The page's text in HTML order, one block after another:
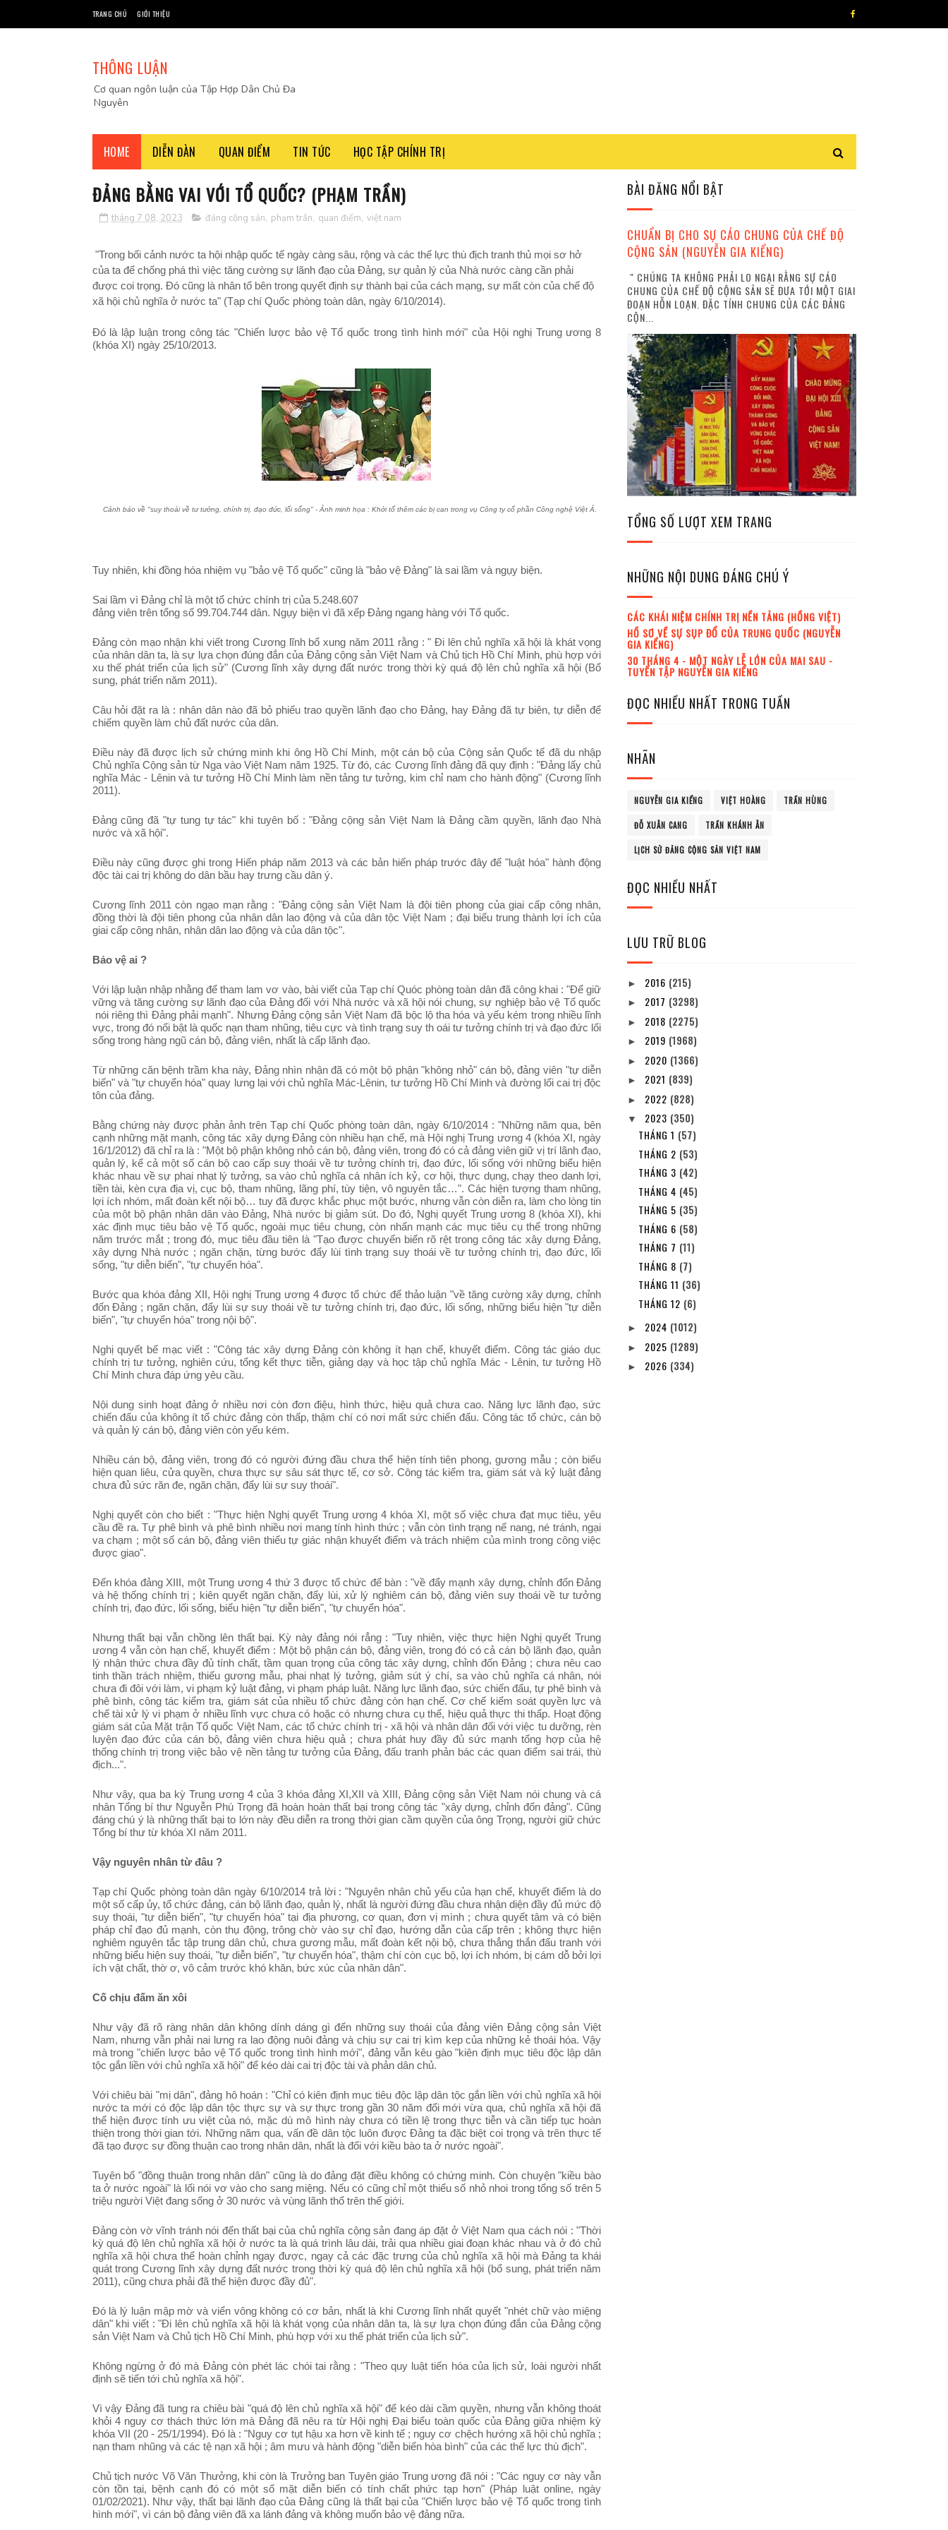
TRANG CHỦ GIỚI THIỆU
THÔNG LUẬN
Cơ quan ngôn luận của Tập Hợp Dân Chủ Đa
Nguyên
HOME DIỄN ĐÀN QUAN ĐIỂM TIN TỨC HỌC TẬP CHÍNH TRỊ
ĐẢNG BẰNG VAI VỚI TỔ QUỐC? (PHẠM TRẦN)
tháng 7 08, 2023 đảng cộng sản, phạm trần, quan điểm, việt nam
"Trong bối cảnh nước ta hội nhập quốc tế ngày càng sâu, rộng và các thế lực thù địch tranh thủ mọi sơ hở
của ta để chống phá thì việc tăng cường sự lãnh đạo của Đảng, sự quản lý của Nhà nước càng cần phải
được coi trọng. Đó cũng là nhân tố bên trong quyết định sự thành bại của cách mạng, sự mất còn của chế độ
xã hội chủ nghĩa ở nước ta" (Tạp chí Quốc phòng toàn dân, ngày 6/10/2014).
Đó là lập luận trong công tác "Chiến lược bảo vệ Tổ quốc trong tình hình mới" của Hội nghị Trung ương 8
(khóa XI) ngày 25/10/2013.
Cảnh báo về "suy thoái về tư tưởng, chính trị, đạo đức, lối sống" - Ảnh minh họa : Khởi tố thêm các bị can trong vụ Công ty cổ phần Công nghệ Việt Á.
Tuy nhiên, khi đồng hóa nhiệm vụ "bảo vệ Tổ quốc" cũng là "bảo vệ Đảng" là sai lầm và ngụy biện.
Sai lầm vì Đảng chỉ là một tổ chức chính trị của 5.248.607
đảng viên trên tổng số 99.704.744 dân. Ngụy biện vì đã xếp Đảng ngang hàng với Tổ quốc.
Đảng còn mạo nhận khi viết trong Cương lĩnh bổ xung năm 2011 rằng : " Đi lên chủ nghĩa xã hội là khát vọng
của nhân dân ta, là sự lựa chọn đúng đắn của Đảng cộng sản Việt Nam và Chủ tịch Hồ Chí Minh, phù hợp với
xu thế phát triển của lịch sử" (Cương lĩnh xây dựng đất nước trong thời kỳ quá độ lên chủ nghĩa xã hội (Bổ
sung, phát triển năm 2011).
Câu hỏi đặt ra là : nhân dân nào đã bỏ phiếu trao quyền lãnh đạo cho Đảng, hay Đảng đã tự biên, tự diễn để
chiếm quyền làm chủ đất nước của dân.
Điều này đã được lịch sử chứng minh khi ông Hồ Chí Minh, một cán bộ của Cộng sản Quốc tế đã du nhập
Chủ nghĩa Cộng sản từ Nga vào Việt Nam năm 1925. Từ đó, các Cương lĩnh đảng đã quy định : "Đảng lấy chủ
nghĩa Mác - Lênin và tư tưởng Hồ Chí Minh làm nền tảng tư tưởng, kim chỉ nam cho hành động" (Cương lĩnh
2011).
Đảng cũng đã "tự tung tự tác" khi tuyên bố : "Đảng cộng sản Việt Nam là Đảng cầm quyền, lãnh đạo Nhà
nước và xã hội".
Điều này cũng được ghi trong Hiến pháp năm 2013 và các bản hiến pháp trước đây để "luật hóa" hành động
độc tài cai trị không do dân bầu hay trưng cầu dân ý.
Cương lĩnh 2011 còn ngạo mạn rằng : "Đảng cộng sản Việt Nam là đội tiên phong của giai cấp công nhân,
đồng thời là đội tiên phong của nhân dân lao động và của dân tộc Việt Nam ; đại biểu trung thành lợi ích của
giai cấp công nhân, nhân dân lao động và của dân tộc".
Bảo vệ ai ?
Với lập luận nhập nhằng để tham lam vơ vào, bài viết của Tạp chí Quóc phòng toàn dân đã công khai : "Để giữ
vững và tăng cường sự lãnh đạo của Đảng đối với Nhà nước và xã hội nói chung, sự nghiệp bảo vệ Tổ quốc
nói riêng thì Đảng phải mạnh". Nhưng Đảng cộng sản Việt Nam đã bộc lộ tha hóa và yếu kém trong nhiều lĩnh
vực, trong đó nổi bật là quốc nạn tham nhũng, tiêu cực và tình trạng suy th oái tư tưởng chính trị và đạo đức lối
sống trong hàng ngũ cán bộ, đảng viên, nhất là cấp lãnh đạo.
Từ những căn bệnh trầm kha này, Đảng nhìn nhận đã có một bộ phận "không nhỏ" cán bộ, đảng viên "tự diễn
biến" và "tự chuyển hóa" quay lưng lại với chủ nghĩa Mác-Lênin, tư tưởng Hồ Chí Minh và đường lối cai trị độc
tôn của đảng.
Bằng chứng này được phản ảnh trên Tạp chí Quốc phòng toàn dân, ngày 6/10/2014 : "Những năm qua, bên
cạnh những mặt mạnh, công tác xây dựng Đảng còn nhiều hạn chế, mà Hội nghị Trung ương 4 (khóa XI, ngày
16/1/2012) đã chỉ ra là : "Một bộ phận không nhỏ cán bộ, đảng viên, trong đó có cả đảng viên giữ vị trí lãnh đạo,
quản lý, kể cả một số cán bộ cao cấp suy thoái về tư tưởng chính trị, đạo đức, lối sống với những biểu hiện
khác nhau về sự phai nhạt lý tưởng, sa vào chủ nghĩa cá nhân ích kỷ, cơ hội, thực dụng, chạy theo danh lợi,
tiền tài, kèn cựa địa vị, cục bộ, tham nhũng, lãng phí, tùy tiện, vô nguyên tắc…". Các hiện tượng tham nhũng,
lợi ích nhóm, mất đoàn kết nội bộ… tuy đã được khắc phục một bước, nhưng vẫn còn diễn ra, làm cho lòng tin
của một bộ phận nhân dân vào Đảng, Nhà nước bị giảm sút. Do đó, Nghị quyết Trung ương 8 (khóa XI), khi
xác định mục tiêu bảo vệ Tổ quốc, ngoài mục tiêu chung, còn nhấn mạnh các mục tiêu cụ thể trong những
năm trước mắt ; trong đó, mục tiêu đầu tiên là "Tạo được chuyển biến rõ rệt trong công tác xây dựng Đảng,
xây dựng Nhà nước ; ngăn chặn, từng bước đẩy lùi tình trạng suy thoái về tư tưởng chính trị, đạo đức, lối
sống, "tự diễn biến", "tự chuyển hóa".
Bước qua khóa đảng XII, Hội nghị Trung ương 4 được tổ chức để thảo luận "về tăng cường xây dựng, chỉnh
đốn Đảng ; ngăn chặn, đẩy lùi sự suy thoái về tư tưởng chính trị, đạo đức, lối sống, những biểu hiện "tự diễn
biến", "tự chuyển hóa" trong nội bộ".
Nghị quyết bế mạc viết : "Công tác xây dựng Đảng còn không ít hạn chế, khuyết điểm. Công tác giáo dục
chính trị tư tưởng, nghiên cứu, tổng kết thực tiễn, giảng dạy và học tập chủ nghĩa Mác - Lênin, tư tưởng Hồ
Chí Minh chưa đáp ứng yêu cầu.
Nội dung sinh hoạt đảng ở nhiều nơi còn đơn điệu, hình thức, hiệu quả chưa cao. Năng lực lãnh đạo, sức
chiến đấu của không ít tổ chức đảng còn thấp, thậm chí có nơi mất sức chiến đấu. Công tác tổ chức, cán bộ
và quản lý cán bộ, đảng viên còn yếu kém.
Nhiều cán bộ, đảng viên, trong đó có người đứng đầu chưa thể hiện tính tiên phong, gương mẫu ; còn biểu
hiện quan liêu, cửa quyền, chưa thực sự sâu sát thực tế, cơ sở. Công tác kiểm tra, giám sát và kỷ luật đảng
chưa đủ sức răn đe, ngăn chặn, đẩy lùi sự suy thoái".
Nghị quyết còn cho biết : "Thực hiện Nghị quyết Trung ương 4 khóa XI, một số việc chưa đạt mục tiêu, yêu
cầu đề ra. Tự phê bình và phê bình nhiều nơi mang tính hình thức ; vẫn còn tình trạng nể nang, né tránh, ngại
va chạm ; một số cán bộ, đảng viên thiếu tự giác nhận khuyết điểm và trách nhiệm của mình trong công việc
được giao".
Đến khóa đảng XIII, một Trung ương 4 thứ 3 được tổ chức để bàn : "về đẩy mạnh xây dựng, chỉnh đốn Đảng
và hệ thống chính trị ; kiên quyết ngăn chặn, đẩy lùi, xử lý nghiêm cán bộ, đảng viên suy thoái về tư tưởng
chính trị, đạo đức, lối sống, biểu hiện "tự diễn biến", "tự chuyển hóa".
Nhưng thất bại vẫn chồng lên thất bại. Kỳ này đảng nói rẳng : "Tuy nhiên, việc thực hiện Nghị quyết Trung
ương 4 vẫn còn hạn chế, khuyết điểm : Một bộ phận cán bộ, đảng viên, trong đó có cả cán bộ lãnh đạo, quản
lý nhận thức chưa đầy đủ tính chất, tầm quan trọng của công tác xây dựng, chỉnh đốn Đảng ; chưa nêu cao
tinh thần trách nhiệm, thiếu gương mẫu, phai nhạt lý tưởng, giảm sút ý chí, sa vào chủ nghĩa cá nhân, nói
chưa đi đôi với làm, vi phạm kỷ luật đảng, vi phạm pháp luật. Năng lực lãnh đạo, sức chiến đấu, tự phê bình và
phê bình, công tác kiểm tra, giám sát của nhiều tổ chức đảng còn hạn chế. Cơ chế kiểm soát quyền lực và
chế tài xử lý vi phạm ở nhiều lĩnh vực chưa có hoặc có nhưng chưa cụ thể, hiệu quả thực thi thấp. Hoạt động
giám sát của Mặt trận Tổ quốc Việt Nam, các tổ chức chính trị - xã hội và nhân dân đối với việc tu dưỡng, rèn
luyện đạo đức của cán bộ, đảng viên chưa hiệu quả ; chưa phát huy đầy đủ sức mạnh tổng hợp của hệ
thống chính trị trong việc bảo vệ nền tảng tư tưởng của Đảng, đấu tranh phản bác các quan điểm sai trái, thù
địch...".
Như vậy, qua ba kỳ Trung ương 4 của 3 khóa đảng XI,XII và XIII, Đảng cộng sản Việt Nam nói chung và cá
nhân Tổng bí thư Nguyễn Phú Trọng đã hoàn hoàn thất bại trong công tác "xây dựng, chỉnh đốn đảng". Cũng
đáng chú ý là những thất bại to lớn này đều diễn ra trong thời gian cầm quyền của ông Trọng, người giữ chức
Tổng bí thư từ khóa XI năm 2011.
Vậy nguyên nhân từ đâu ?
Tạp chí Quốc phòng toàn dân ngày 6/10/2014 trả lời : "Nguyên nhân chủ yếu của hạn chế, khuyết điểm là do
một số cấp ủy, tổ chức đảng, cán bộ lãnh đạo, quản lý, nhất là người đứng đầu chưa nhận diện đầy đủ mức độ
suy thoái, "tự diễn biến", "tự chuyển hóa" tại địa phương, cơ quan, đơn vị mình ; chưa quyết tâm và có biện
pháp chỉ đạo đủ mạnh, còn thụ động, trông chờ vào sự chỉ đạo, hướng dẫn của cấp trên ; không thực hiện
nghiêm nguyên tắc tập trung dân chủ, chưa gương mẫu, mất đoàn kết nội bộ, chưa thẳng thắn đấu tranh với
những biểu hiện suy thoái, "tự diễn biến", "tự chuyển hóa", thậm chí còn cục bộ, lợi ích nhóm, bị cám dỗ bởi lợi
ích vật chất, thờ ơ, vô cảm trước khó khăn, bức xúc của nhân dân".
Cố chịu đấm ăn xôi
Như vậy đã rõ ràng nhân dân không dính dáng gì đến những suy thoái của đảng viên Đảng cộng sản Việt
Nam, nhưng vẫn phải nai lưng ra lao động nuôi đảng và chịu sự cai trị kìm kẹp của những kẻ thoái hóa. Vậy
mà trong "chiến lược bảo vệ Tổ quốc trong tình hình mới", đảng vẫn kêu gào "kiên định mục tiêu độc lập dân
tộc gắn liền với chủ nghĩa xã hội" để kéo dài cai trị độc tài và phản dân chủ.
Với chiêu bài "mị dân", đảng hô hoán : "Chỉ có kiên định mục tiêu độc lập dân tộc gắn liền với chủ nghĩa xã hội
nước ta mới có độc lập dân tộc thực sự và sự thực trong gần 30 năm đổi mới vừa qua, chủ nghĩa xã hội đã
thể hiện được tính ưu việt của nó, mặc dù mô hình này chưa có tiền lệ trong thực tiễn và cần tiếp tục hoàn
thiện trong thời gian tới. Những năm qua, vấn đề dân tộc luôn được Đảng ta đặc biệt coi trọng và trên thực tế
đã tạo được sự đồng thuận cao trong nhân dân, nhất là đối với kiều bào ta ở nước ngoài".
Tuyên bố "đồng thuận trong nhân dân" cũng là do đảng đặt điều không có chứng minh. Còn chuyện "kiều bào
ta ở nước ngoài" là lối nói vơ vào cho sang miệng. Nếu có cũng chỉ một thiểu số nhỏ nhoi trong tổng số trên 5
triệu người Việt đang sống ở 30 nước và vùng lãnh thổ trên thế giới.
Đảng còn vờ vĩnh tránh nói đến thất bại của chủ nghĩa cộng sản đang áp đặt ở Việt Nam qua cách nói : "Thời
kỳ quá độ lên chủ nghĩa xã hội ở nước ta là quá trình lâu dài, trải qua nhiều giai đoạn khác nhau và ở đó chủ
nghĩa xã hội chưa thể hoàn chỉnh ngay được, ngay cả các đặc trưng của chủ nghĩa xã hội mà Đảng ta khái
quát trong Cương lĩnh xây dựng đất nước trong thời kỳ quá độ lên chủ nghĩa xã hội (bổ sung, phát triển năm
2011), cũng chưa phải đã thể hiện được đầy đủ".
Đó là lý luận mập mờ và viển vông không có cơ bản, nhất là khi Cương lĩnh nhất quyết "nhét chữ vào miệng
dân" khi viết : "Đi lên chủ nghĩa xã hội là khát vọng của nhân dân ta, là sự lựa chọn đúng đắn của Đảng cộng
sản Việt Nam và Chủ tịch Hồ Chí Minh, phù hợp với xu thế phát triển của lịch sử".
Không ngừng ở đó mà Đảng còn phét lác chói tai rằng : "Theo quy luật tiến hóa của lịch sử, loài người nhất
định sẽ tiến tới chủ nghĩa xã hội".
Vì vậy Đảng đã tung ra chiêu bài "quá độ lên chủ nghĩa xã hội" để kéo dài cầm quyền, nhưng vẫn không thoát
khỏi 4 nguy cơ thách thức lớn mà Đảng đã nêu ra từ Hội nghị Đại biểu toàn quốc của Đảng giữa nhiệm kỳ
khóa VII (20 - 25/1/1994). Đó là : "Nguy cơ tụt hậu xa hơn về kinh tế ; nguy cơ chệch hướng xã hội chủ nghĩa ;
nạn tham nhũng và các tệ nạn xã hội ; âm mưu và hành động "diễn biến hòa bình" của các thế lực thù địch".
Chủ tịch nước Võ Văn Thưởng, khi còn là Trưởng ban Tuyên giáo Trung ương đã nói : "Các nguy cơ này vẫn
còn tồn tại, bệnh cạnh đó có một số mặt diễn biến có tính chất phức tạp hơn" (Pháp luật online, ngày
01/02/2021). Như vậy, thất bại lãnh đạo của Đảng cũng là thất bại của "Chiến lược bảo vệ Tổ quốc trong tình
hình mới", vì cán bộ đảng viên đã xa lánh đảng và không muốn bảo vệ đảng nữa.
BÀI ĐĂNG NỔI BẬT
CHUẨN BỊ CHO SỰ CÁO CHUNG CỦA CHẾ ĐỘ
CỘNG SẢN (NGUYỄN GIA KIỂNG)
" CHÚNG TA KHÔNG PHẢI LO NGẠI RẰNG SỰ CÁO
CHUNG CỦA CHẾ ĐỘ CỘNG SẢN SẼ ĐƯA TỚI MỘT GIAI
ĐOẠN HỖN LOẠN. ĐẶC TÍNH CHUNG CỦA CÁC ĐẢNG
CỘN...
TỔNG SỐ LƯỢT XEM TRANG
NHỮNG NỘI DUNG ĐÁNG CHÚ Ý
CÁC KHÁI NIỆM CHÍNH TRỊ NỀN TẢNG (HỒNG VIỆT)
HỒ SƠ VỀ SỰ SỤP ĐỔ CỦA TRUNG QUỐC (NGUYỄN
GIA KIỂNG)
30 THÁNG 4 - MỘT NGÀY LỄ LỚN CỦA MAI SAU -
TUYỂN TẬP NGUYỄN GIA KIỂNG
ĐỌC NHIỀU NHẤT TRONG TUẦN
NHÃN
NGUYỄN GIA KIỂNG VIỆT HOÀNG TRẦN HÙNG
ĐỖ XUÂN CANG TRẦN KHÁNH ÂN
LỊCH SỬ ĐẢNG CỘNG SẢN VIỆT NAM
ĐỌC NHIỀU NHẤT
LƯU TRỮ BLOG
► 2016 (215)
► 2017 (3298)
► 2018 (2275)
► 2019 (1968)
► 2020 (1366)
► 2021 (839)
► 2022 (828)
▼ 2023 (350)
THÁNG 1 (57)
THÁNG 2 (53)
THÁNG 3 (42)
THÁNG 4 (45)
THÁNG 5 (35)
THÁNG 6 (58)
THÁNG 7 (11)
THÁNG 8 (7)
THÁNG 11 (36)
THÁNG 12 (6)
► 2024 (1012)
► 2025 (1289)
► 2026 (334)